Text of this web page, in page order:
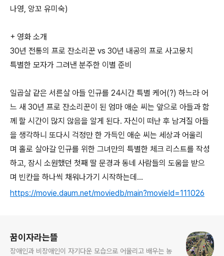
나영, 앙꼬 유미숙)
+ 영화 소개
30년 전통의 프로 잔소리꾼 vs 30년 내공의 프로 사고뭉치
특별한 모자가 그려낸 분주한 이별 준비
일곱살 같은 서른살 아들 인규를 24시간 특별 케어(?) 하느라 어
느 새 30년 프로 잔소리꾼이 된 엄마 애순 씨는 앞으로 아들과 함
께 할 시간이 많지 않음을 알게 된다. 자신이 떠난 후 남겨질 아들
을 생각하니 또다시 걱정만 한 가득인 애순 씨는 세상과 어울리
며 홀로 살아갈 인규를 위한 그녀만의 특별한 체크 리스트를 작성
하고, 잠시 소원했던 첫째 딸 문경과 동네 사람들의 도움을 받으
며 빈칸을 하나씩 채워나가기 시작하는데...
https://movie.daum.net/moviedb/main?movieId=111026
꿈이자라는뜰
장애인과 비장애인이 자기다운 모습으로 어울리고 배우는 농